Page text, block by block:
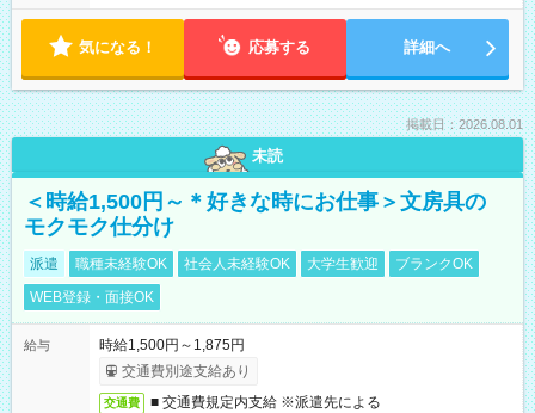
気になる！ 応募する 詳細へ
掲載日：2026.08.01
未読
＜時給1,500円～＊好きな時にお仕事＞文房具の
モクモク仕分け
派遣 職種未経験OK 社会人未経験OK 大学生歓迎
ブランクOK
WEB登録・面接OK
給与
時給1,500円～1,875円
交通費別途支給あり
交通費 ■ 交通費規定内支給 ※派遣先による